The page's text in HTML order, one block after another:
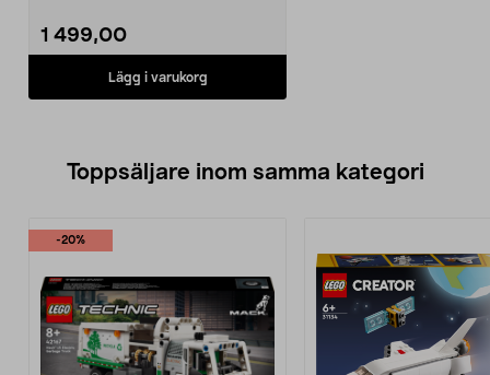
1 499,00
Lägg i varukorg
Toppsäljare inom samma kategori
-20%